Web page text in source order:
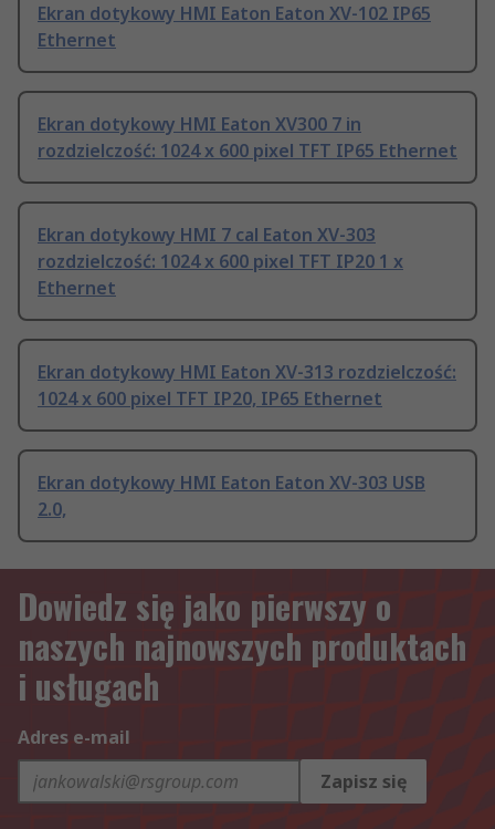
Ekran dotykowy HMI Eaton Eaton XV-102 IP65
Ethernet
Ekran dotykowy HMI Eaton XV300 7 in
rozdzielczość: 1024 x 600 pixel TFT IP65 Ethernet
Ekran dotykowy HMI 7 cal Eaton XV-303
rozdzielczość: 1024 x 600 pixel TFT IP20 1 x
Ethernet
Ekran dotykowy HMI Eaton XV-313 rozdzielczość:
1024 x 600 pixel TFT IP20, IP65 Ethernet
Ekran dotykowy HMI Eaton Eaton XV-303 USB
2.0,
Dowiedz się jako pierwszy o
naszych najnowszych produktach
i usługach
Adres e-mail
Zapisz się